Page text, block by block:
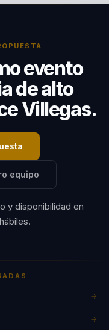
de
y
evento
de alto
Villegas.
equipo
y disponibilidad en
→
→